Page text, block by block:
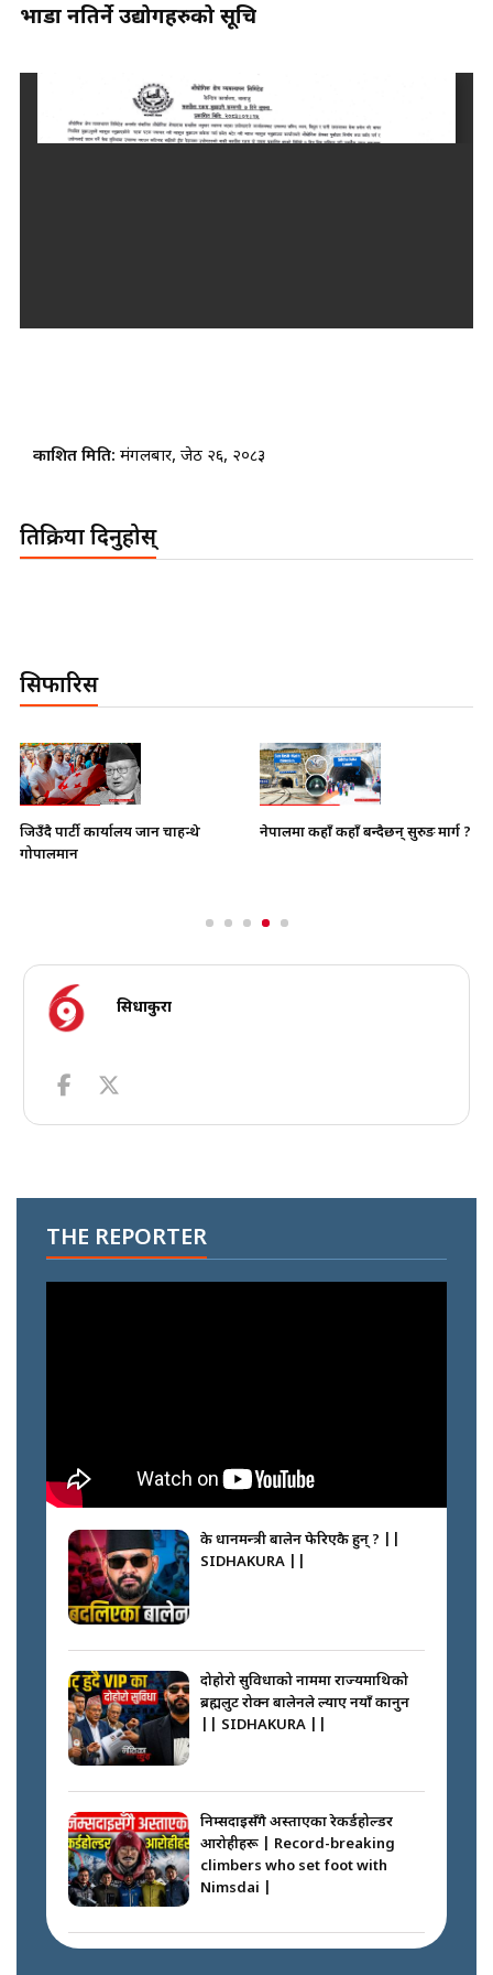
भाडा नतिर्ने उद्योगहरुको सूचि
प्रकाशित मिति: मंगलबार, जेठ २६, २०८३
प्रतिक्रिया दिनुहोस्
सिफारिस
जिउँदै पार्टी कार्यालय जान चाहन्थे
गोपालमान
नेपालमा कहाँ कहाँ बन्दैछन् सुरुङ मार्ग ?
सिधाकुरा
THE REPORTER
के प्रधानमन्त्री बालेन फेरिएकै हुन् ? ||
SIDHAKURA ||
दोहोरो सुविधाको नाममा राज्यमाथिको
ब्रह्मलुट रोक्न बालेनले ल्याए नयाँ कानुन
|| SIDHAKURA ||
निम्सदाइसँगै अस्ताएका रेकर्डहोल्डर
आरोहीहरू | Record-breaking
climbers who set foot with
Nimsdai |